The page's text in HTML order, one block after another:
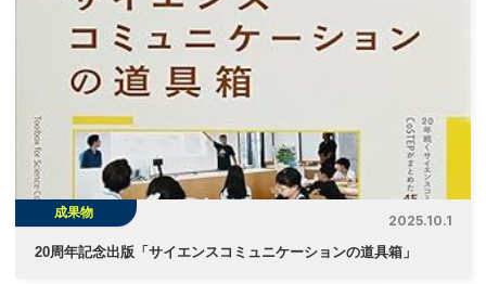
成果物
2025.10.1
20周年記念出版「サイエンスコミュニケーションの道具箱」